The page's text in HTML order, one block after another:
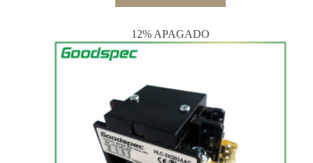
12% APAGADO